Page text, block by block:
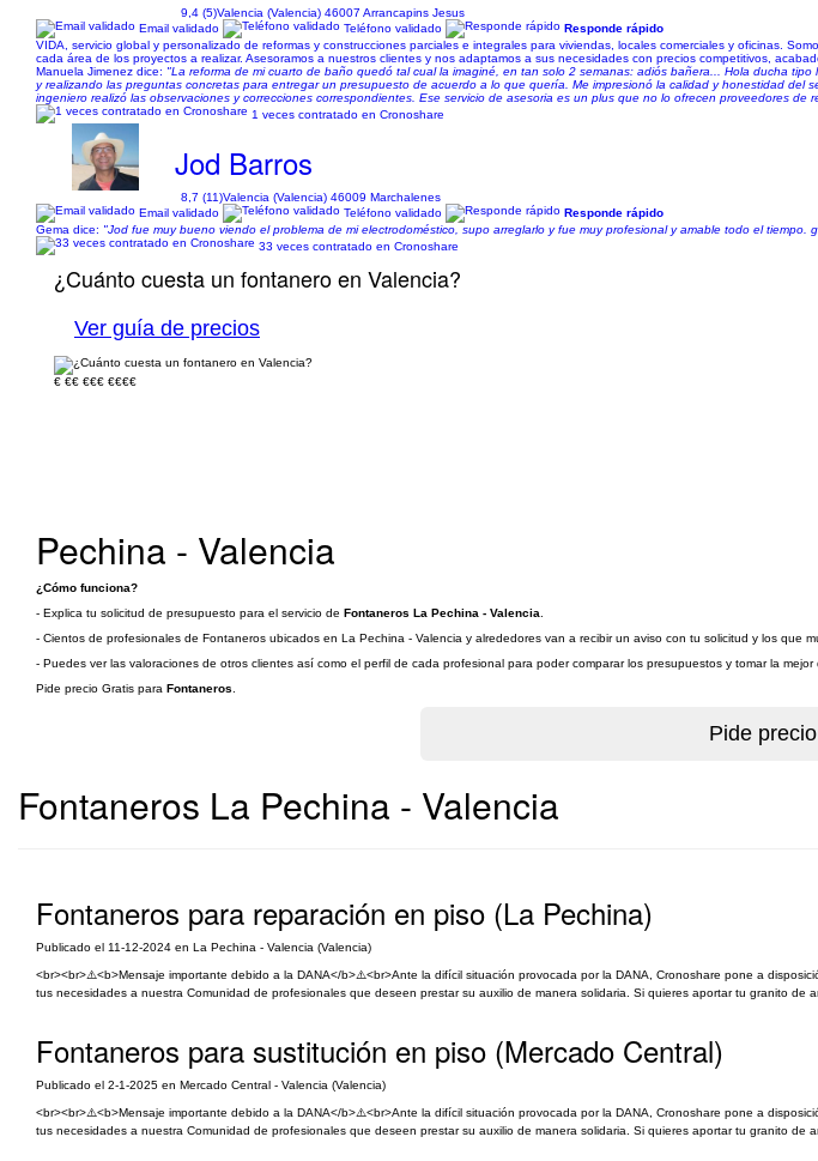
9,4 (5)Valencia (Valencia) 46007 Arrancapins Jesus
Email validado
Teléfono validado
Responde rápido
VIDA, servicio global y personalizado de reformas y construcciones parciales e integrales para viviendas, locales comerciales y oficinas.
cada área de los proyectos a realizar. Asesoramos a nuestros clientes y nos adaptamos a sus necesidades con precios competitivos,
Manuela Jimenez dice: "La reforma de mi cuarto de baño quedó tal cual la imaginé, en tan solo 2 semanas: adiós bañera... Hola ducha
y realizando las preguntas concretas para entregar un presupuesto de acuerdo a lo que quería. Me impresionó la calidad y honestidad del
ingeniero realizó las observaciones y correcciones correspondientes. Ese servicio de asesoria es un plus que no lo ofrecen proveedores de
1 veces contratado en Cronoshare
Jod Barros
8,7 (11)Valencia (Valencia) 46009 Marchalenes
Email validado
Teléfono validado
Responde rápido
Gema dice: "Jod fue muy bueno viendo el problema de mi electrodoméstico, supo arreglarlo y fue muy profesional y amable todo el tiempo.
33 veces contratado en Cronoshare
¿Cuánto cuesta un fontanero en Valencia?
Ver guía de precios
€ €€ €€€ €€€€
Pechina - Valencia
¿Cómo funciona?
- Explica tu solicitud de presupuesto para el servicio de Fontaneros La Pechina - Valencia
- Cientos de profesionales de Fontaneros ubicados en La Pechina - Valencia y alrededores van a recibir un aviso con tu solicitud y los
- Puedes ver las valoraciones de otros clientes así como el perfil de cada profesional para poder comparar los presupuestos y tomar la mejor
Pide precio Gratis para Fontaneros
Fontaneros La Pechina - Valencia
Fontaneros para reparación en piso (La Pechina)
Publicado el 11-12-2024 en La Pechina - Valencia (Valencia)
<br><br>⚠️<b>Mensaje importante debido a la DANA</b>⚠️<br>Ante la difícil situación provocada por la DANA, Cronoshare pone a
tus necesidades a nuestra Comunidad de profesionales que deseen prestar su auxilio de manera solidaria. Si quieres aportar tu granito de
Fontaneros para sustitución en piso (Mercado Central)
Publicado el 2-1-2025 en Mercado Central - Valencia (Valencia)
<br><br>⚠️<b>Mensaje importante debido a la DANA</b>⚠️<br>Ante la difícil situación provocada por la DANA, Cronoshare pone a
tus necesidades a nuestra Comunidad de profesionales que deseen prestar su auxilio de manera solidaria. Si quieres aportar tu granito de